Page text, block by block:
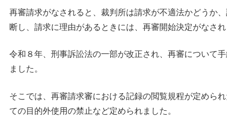
再審請求がなされると、裁判所は請求が不適法かどうか
断し、請求に理由があるときには、再審開始決定がなされ
令和８年、刑事訴訟法の一部が改正され、再審について
ました。
そこでは、再審請求審における記録の閲覧規程が定めら
ての目的外使用の禁止など定められました。